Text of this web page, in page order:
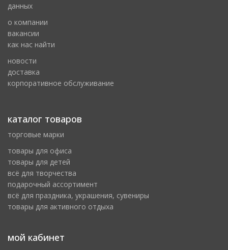
данных
о компании
вакансии
как нас найти
новости
доставка
корпоративное обслуживание
каталог товаров
торговые марки
товары для офиса
товары для детей
всё для творчества
подарочный ассортимент
всё для праздника, украшения, сувениры
товары для активного отдыха
мой кабинет